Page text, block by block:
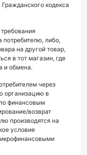
кодекса
потребителю, либо,
на другой товар,
в тот магазин, где
и обмена.
через
организацию в
финансовым
возврат
производятся на
условие